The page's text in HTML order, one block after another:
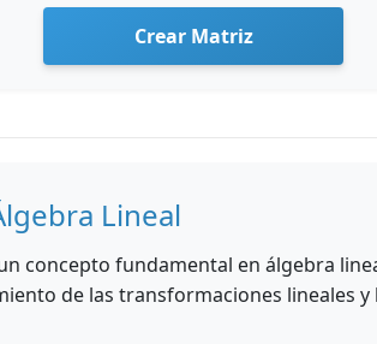
Crear Matriz
Lineal
concepto fundamental en álgebra
de las transformaciones lineales y